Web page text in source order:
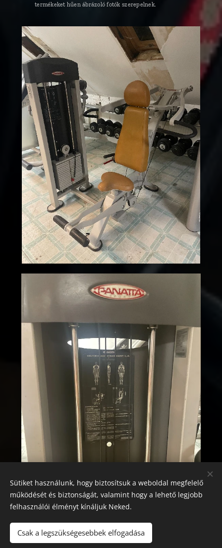
termékeket hűen ábrázoló fotók szerepelnek.
Sütiket használunk, hogy biztosítsuk a weboldal megfelelő
működését és biztonságát, valamint hogy a lehető legjobb
felhasználói élményt kínáljuk Neked.
Csak a legszükségesebbek elfogadása